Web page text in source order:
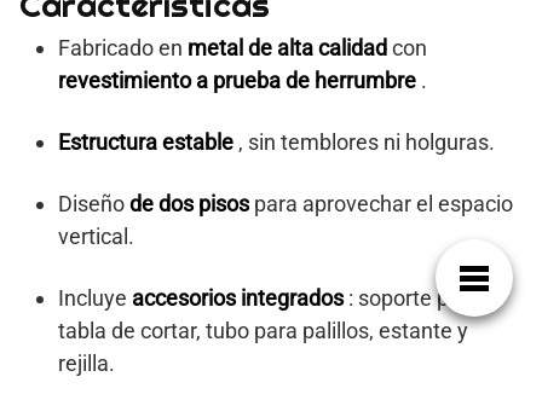
Fabricado en metal de alta calidadcon
revestimiento a prueba de herrumbre .
Estructura estable , sin temblores ni holguras.
Diseñode dos pisospara aprovechar el espacio
vertical.
Incluye accesorios integrados: soporte para
tabla de cortar, tubo para palillos, estante y
rejilla.